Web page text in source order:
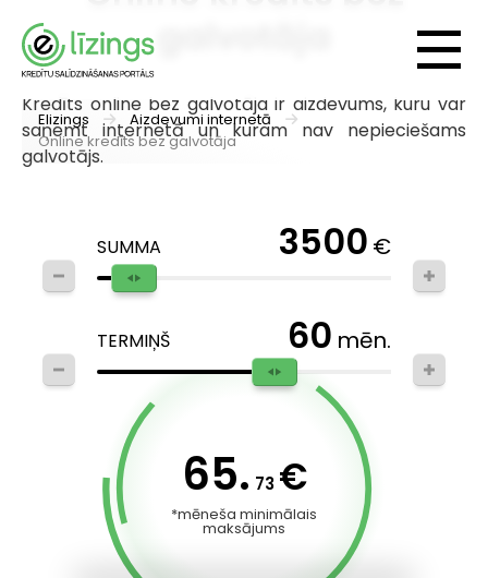
Elizings
Aizdevumi internetā
Online kredīts bez galvotāja
Kredīts online bez galvotāja ir aizdevums, kuru var
saņemt internetā un kuram nav nepieciešams
galvotājs.
SUMMA 3500 €
TERMIŅŠ 60 mēn.
65. 73 €
*mēneša minimālais
maksājums